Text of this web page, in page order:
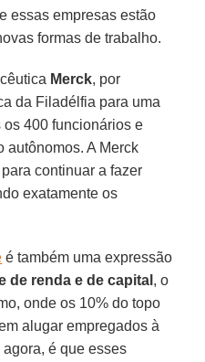
essas empresas estão
formas de trabalho.
Merck, por
da Filadélfia para uma
400 funcionários e
autônomos. A Merck
continuar a fazer
exatamente os
é também uma expressão
de renda e de capital , o
onde os 10% do topo
alugar empregados à
é que esses